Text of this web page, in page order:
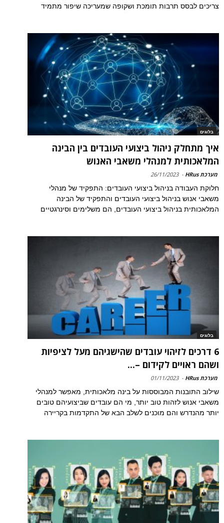
צריכים לבסס תרבות תומכת ושקופה שמעריכה שיפור מתמיד
בלוגים
איך מתחלק ניהול ביצועי העובדים בין הבינה
המלאכותית למנהלי משאבי האנוש
מערכת HRus -
26/11/2023
חלוקת העבודה בניהול ביצועי העובדים: התפקיד של מנהלי
משאבי אנוש בניהול ביצועי העובדים והתפקיד של הבינה
המלאכותית בניהול ביצועי העובדים, הם משלימים וסינרגטיים
בלוגים
6 דרכים לזיהוי עובדים שהישגיהם מעל לציפיות
ושהם ראויים לקידום –...
מערכת HRus -
01/11/2023
שילוב התובנות המבוססות על בינה מלאכותית, מאפשר למנהלי
משאבי אנוש לזהות טוב יותר, מי הם עובדים שביצועיהם טובים
יותר מהנדרש והם מוכנים לשלב הבא של התקדמות בקריירה